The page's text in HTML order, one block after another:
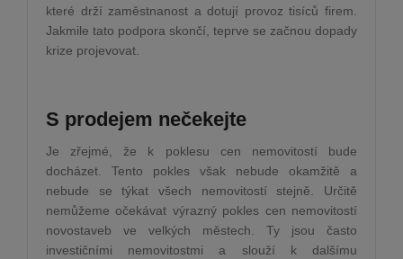
které drží zaměstnanost a dotují provoz tisíců firem.
Jakmile tato podpora skončí, teprve se začnou dopady
krize projevovat.
S prodejem nečekejte
Je zřejmé, že k poklesu cen nemovitostí bude
docházet. Tento pokles však nebude okamžitě a
nebude se týkat všech nemovitostí stejně. Určitě
nemůžeme očekávat výrazný pokles cen nemovitostí
novostaveb ve velkých městech. Ty jsou často
investičními nemovitostmi a slouží k dalšímu